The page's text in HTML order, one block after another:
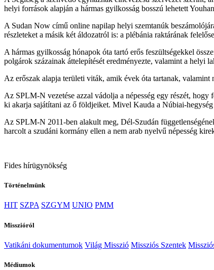
helyi források alapján a hármas gyilkosság bosszú lehetett
A Sudan Now című online napilap helyi szemtanúk
részleteket a másik két áldozatról is: a plébánia raktárának
A hármas gyilkosság hónapok óta tartó erős feszültségekkel
polgárok százainak áttelepítését eredményezte, valamint a helyi
Az erőszak alapja területi viták, amik évek óta tartanak,
Az SPLM-N vezetése azzal vádolja a népesség egy részét,
ki akarja sajátítani az ő földjeiket. Mivel Kauda a Núbiai-
Az SPLM-N 2011-ben alakult meg, Dél-Szudán
harcolt a szudáni kormány ellen a nem arab nyelvű népesség
Fides hírügynökség
Történelmünk
HIT SZPA SZGYM UNIO PMM
Misszióról
Vatikáni dokumentumok Világ Misszió Missziós Szentek
Médiumok